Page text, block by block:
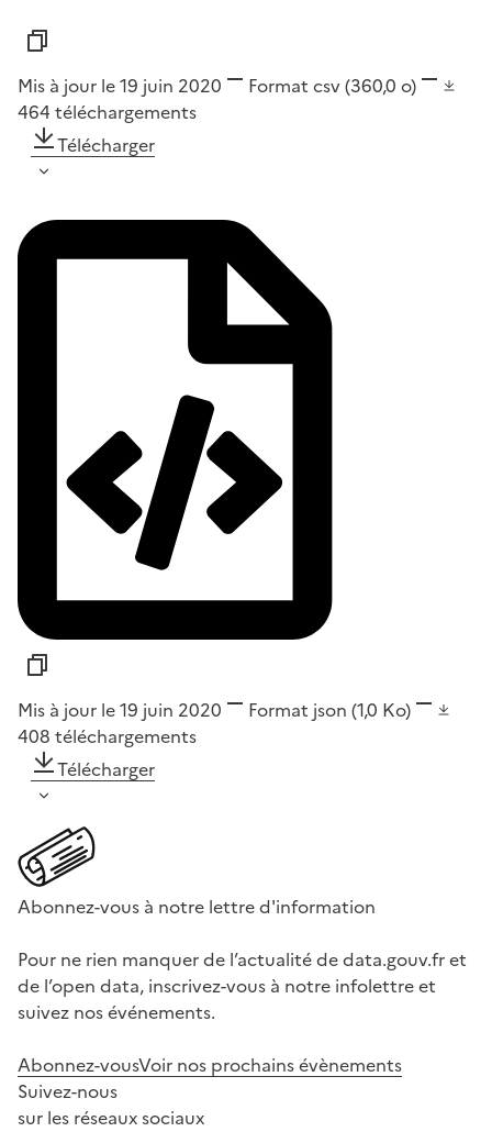
Mis à jour le 19 juin 2020 Format csv(360,0 o)
464 téléchargements
Télécharger
Mis à jour le 19 juin 2020 Format json (1,0 Ko)
408 téléchargements
Télécharger
Abonnez-vous à notre lettre d'information
Pour ne rien manquer de l’actualité de data.gouv.fr et
de l’open data, inscrivez-vous à notre infolettre et
suivez nos événements.
Abonnez-vousVoir nos prochains évènements
Suivez-nous
sur les réseaux sociaux